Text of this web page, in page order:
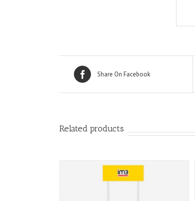
Share On Facebook
Related products